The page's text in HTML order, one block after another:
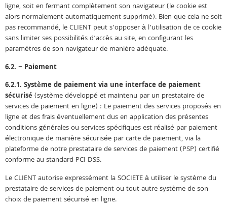
ligne, soit en fermant complètement son navigateur (le cookie est
alors normalement automatiquement supprimé). Bien que cela ne soit
pas recommandé, le CLIENT peut s’opposer à l’utilisation de ce cookie
sans limiter ses possibilités d’accès au site, en configurant les
paramètres de son navigateur de manière adéquate.
6.2. – Paiement
6.2.1. Système de paiement via une interface de paiement
sécurisé(système développé et maintenu par un prestataire de
services de paiement en ligne) : Le paiement des services proposés en
ligne et des frais éventuellement dus en application des présentes
conditions générales ou services spécifiques est réalisé par paiement
électronique de manière sécurisée par carte de paiement, via la
plateforme de notre prestataire de services de paiement (PSP) certifié
conforme au standard PCI DSS.
Le CLIENT autorise expressément la SOCIETE à utiliser le système du
prestataire de services de paiement ou tout autre système de son
choix de paiement sécurisé en ligne.